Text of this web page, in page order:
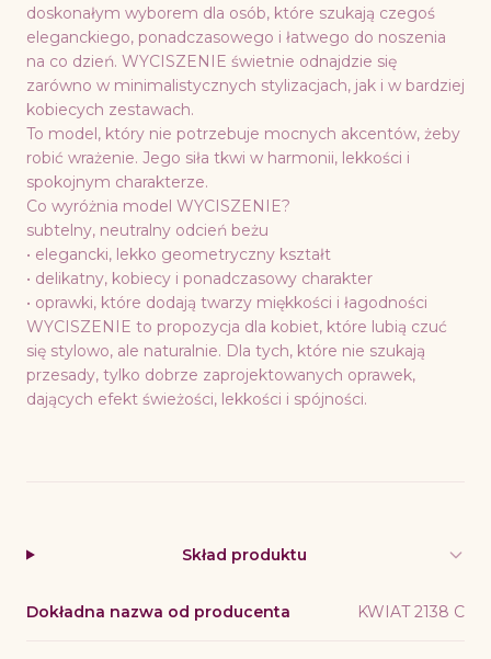
doskonałym wyborem dla osób, które szukają czegoś
eleganckiego, ponadczasowego i łatwego do noszenia
na co dzień. WYCISZENIE świetnie odnajdzie się
zarówno w minimalistycznych stylizacjach, jak i w bardziej
kobiecych zestawach.
To model, który nie potrzebuje mocnych akcentów, żeby
robić wrażenie. Jego siła tkwi w harmonii, lekkości i
spokojnym charakterze.
Co wyróżnia model WYCISZENIE?
subtelny, neutralny odcień beżu
• elegancki, lekko geometryczny kształt
• delikatny, kobiecy i ponadczasowy charakter
• oprawki, które dodają twarzy miękkości i łagodności
WYCISZENIE to propozycja dla kobiet, które lubią czuć
się stylowo, ale naturalnie. Dla tych, które nie szukają
przesady, tylko dobrze zaprojektowanych oprawek,
dających efekt świeżości, lekkości i spójności.
Skład produktu
Dokładna nazwa od producenta KWIAT 2138 C